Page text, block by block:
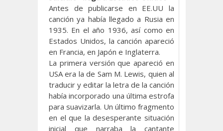
Antes de publicarse en EE.UU la
canción ya había llegado a Rusia en
1935. En el año 1936, así como en
Estados Unidos, la canción apareció
en Francia, en Japón e Inglaterra.
La primera versión que apareció en
USA era la de Sam M. Lewis, quien al
traducir y editar la letra de la canción
había incorporado una última estrofa
para suavizarla. Un último fragmento
en el que la desesperante situación
inicial que narraba la cantante